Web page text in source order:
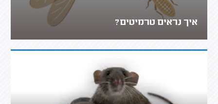
איך נראים טרמיטים?